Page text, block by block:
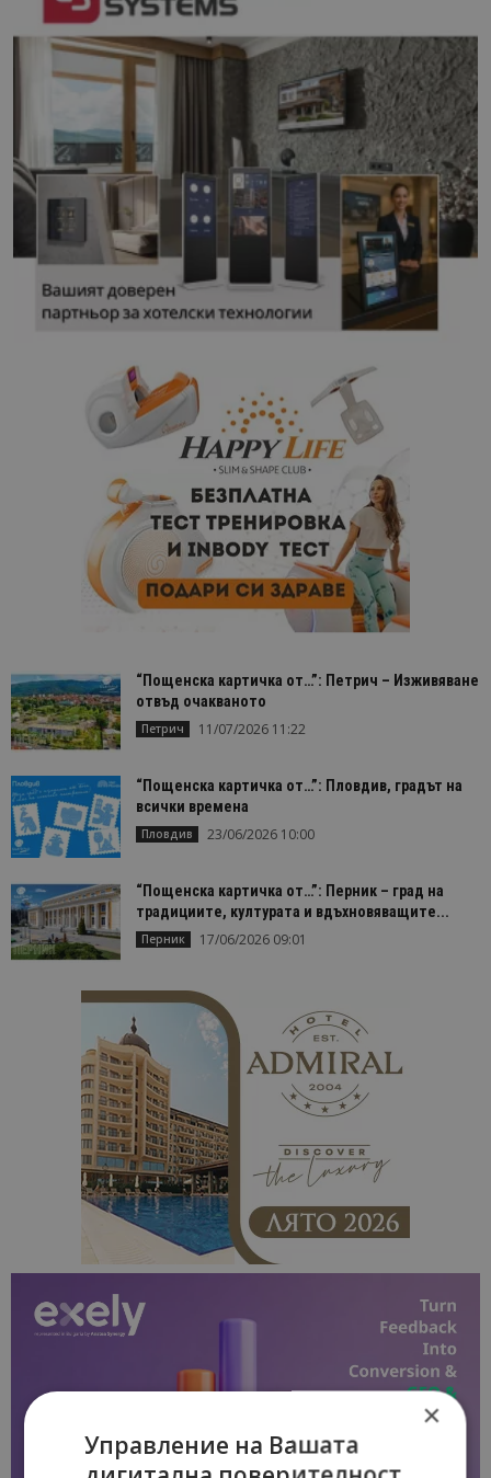
“Пощенска картичка от…”: Петрич – Изживяване
отвъд очакваното
Петрич 11/07/2026 11:22
“Пощенска картичка от…”: Пловдив, градът на
всички времена
Пловдив 23/06/2026 10:00
“Пощенска картичка от…”: Перник – град на
традициите, културата и вдъхновяващите...
Перник 17/06/2026 09:01
×
Управление на Вашата